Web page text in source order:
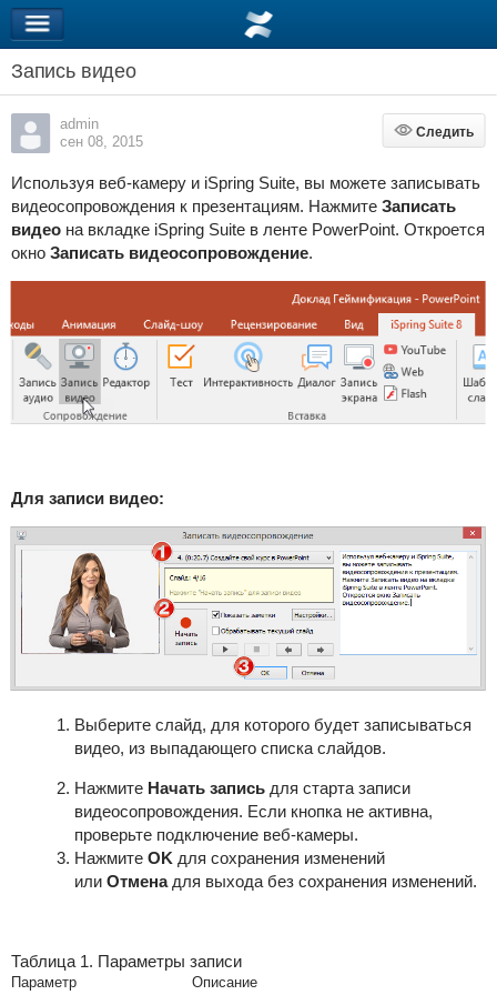
Запись видео
admin
сен 08, 2015
Следить
Следить
Используя веб-камеру и iSpring Suite, вы можете записывать
видеосопровождения к презентациям. Нажмите Записать
видеона вкладке iSpring Suiteв ленте PowerPoint. Откроется
окно Записать видеосопровождение.
Для записи видео:
Выберите слайд, для которого будет записываться
видео, из выпадающего списка слайдов.
Нажмите Начать записьдля старта записи
видеосопровождения. Если кнопка не активна,
проверьте подключение веб-камеры.
Нажмите OK для сохранения изменений
или Отменадля выхода без сохранения изменений.
Таблица 1. Параметры записи
Параметр
Описание